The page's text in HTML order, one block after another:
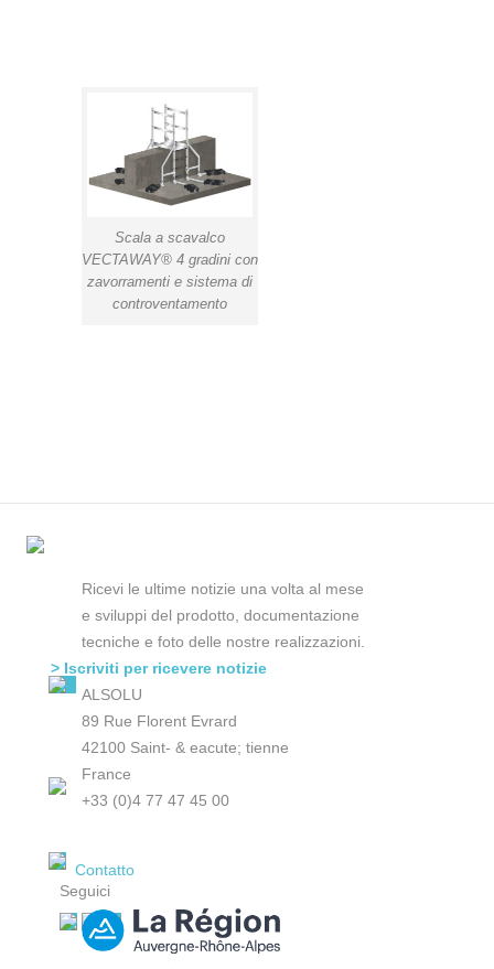
Scala a scavalco
VECTAWAY® 4 gradini con
zavorramenti e sistema di
controventamento
Ricevi le ultime notizie una volta al mese
e sviluppi del prodotto, documentazione
tecniche e foto delle nostre realizzazioni.
> Iscriviti per ricevere notizie
ALSOLU
89 Rue Florent Evrard
42100 Saint- & eacute; tienne
France
+33 (0)4 77 47 45 00
Contatto
Seguici